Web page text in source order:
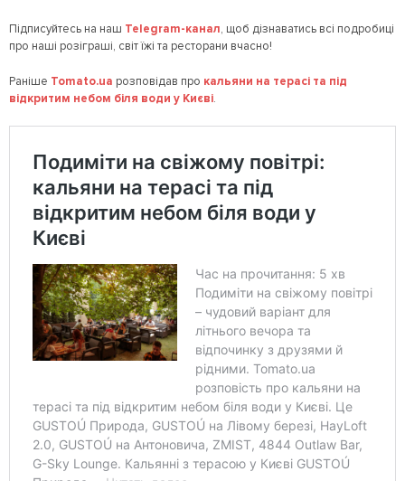
Підписуйтесь на наш Telegram-канал, щоб дізнаватись всі подробиці
про наші розіграші, світ їжі та ресторани вчасно!
Раніше Tomato.ua розповідав про кальяни на терасі та під
відкритим небом біля води у Києві.